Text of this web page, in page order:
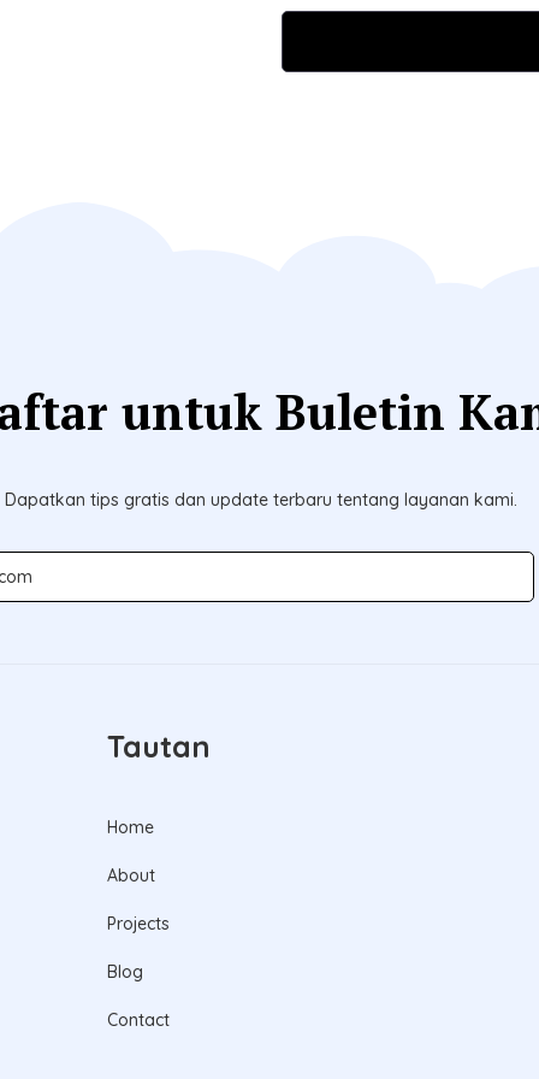
untuk Buletin
Dapatkan tips gratis dan update terbaru tentang layanan kami.
Tautan
Home
About
Projects
Blog
Contact